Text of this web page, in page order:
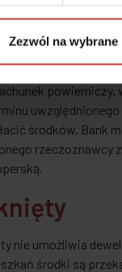
Zezwól na wybrane
nie decyduje
prace
środków.
rzeczoznawcy
nie umożliwia
środki są